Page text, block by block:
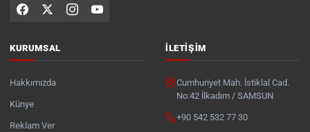
KURUMSAL
Hakkımızda
Künye
Reklam Ver
İLETIŞIM
Cumhuriyet Mah. İstiklal Cad.
No:42 İlkadım / SAMSUN
+90 542 532 77 30